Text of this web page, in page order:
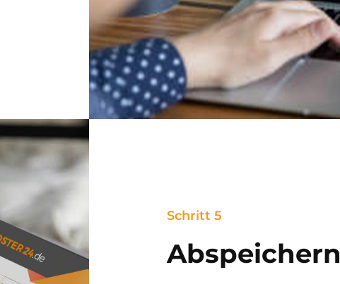
Schritt 5
Abspeichern